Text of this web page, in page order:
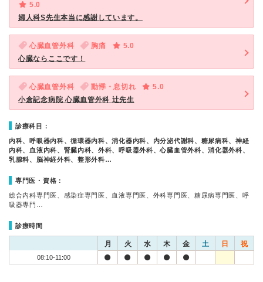
5.0
婦人科S先生本当に感謝しています。
心臓血管外科 胸痛
5.0
心臓ならここです！
心臓血管外科 動悸・息切れ
5.0
小倉記念病院 心臓血管外科 辻先生
診療科目：
内科、呼吸器内科、循環器内科、消化器内科、内分泌代謝科、糖尿病科、神経
内科、血液内科、腎臓内科、外科、呼吸器外科、心臓血管外科、消化器外科、
乳腺科、脳神経外科、整形外科…
専門医・資格：
総合内科専門医、感染症専門医、血液専門医、外科専門医、糖尿病専門医、呼
吸器専門…
診療時間
月 火 水 木 金 土 日 祝
08:10-11:00